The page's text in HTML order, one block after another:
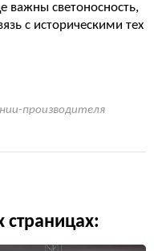
важны светоносность,
с историческими тех
производителя
страницах: